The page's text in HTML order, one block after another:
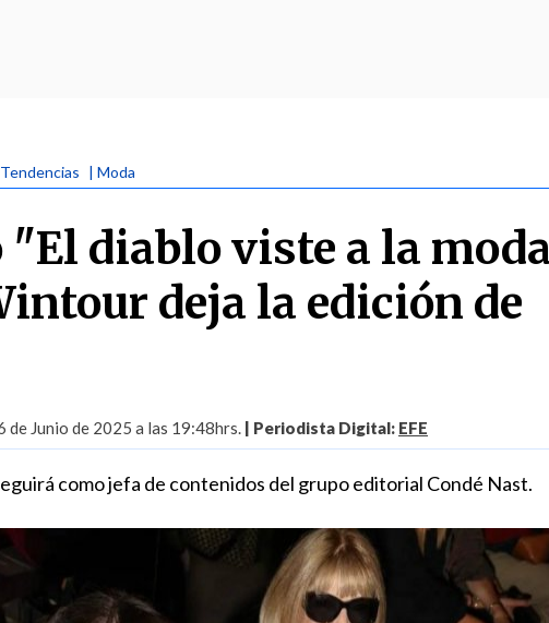
| Moda
diablo viste a la
deja la edición de
de Junio de 2025 a las 19:48hrs. | Periodista Digital: EFE
como jefa de contenidos del grupo editorial Condé Nast.